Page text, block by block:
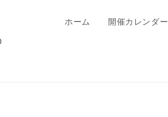
ホーム 開催カレンダー